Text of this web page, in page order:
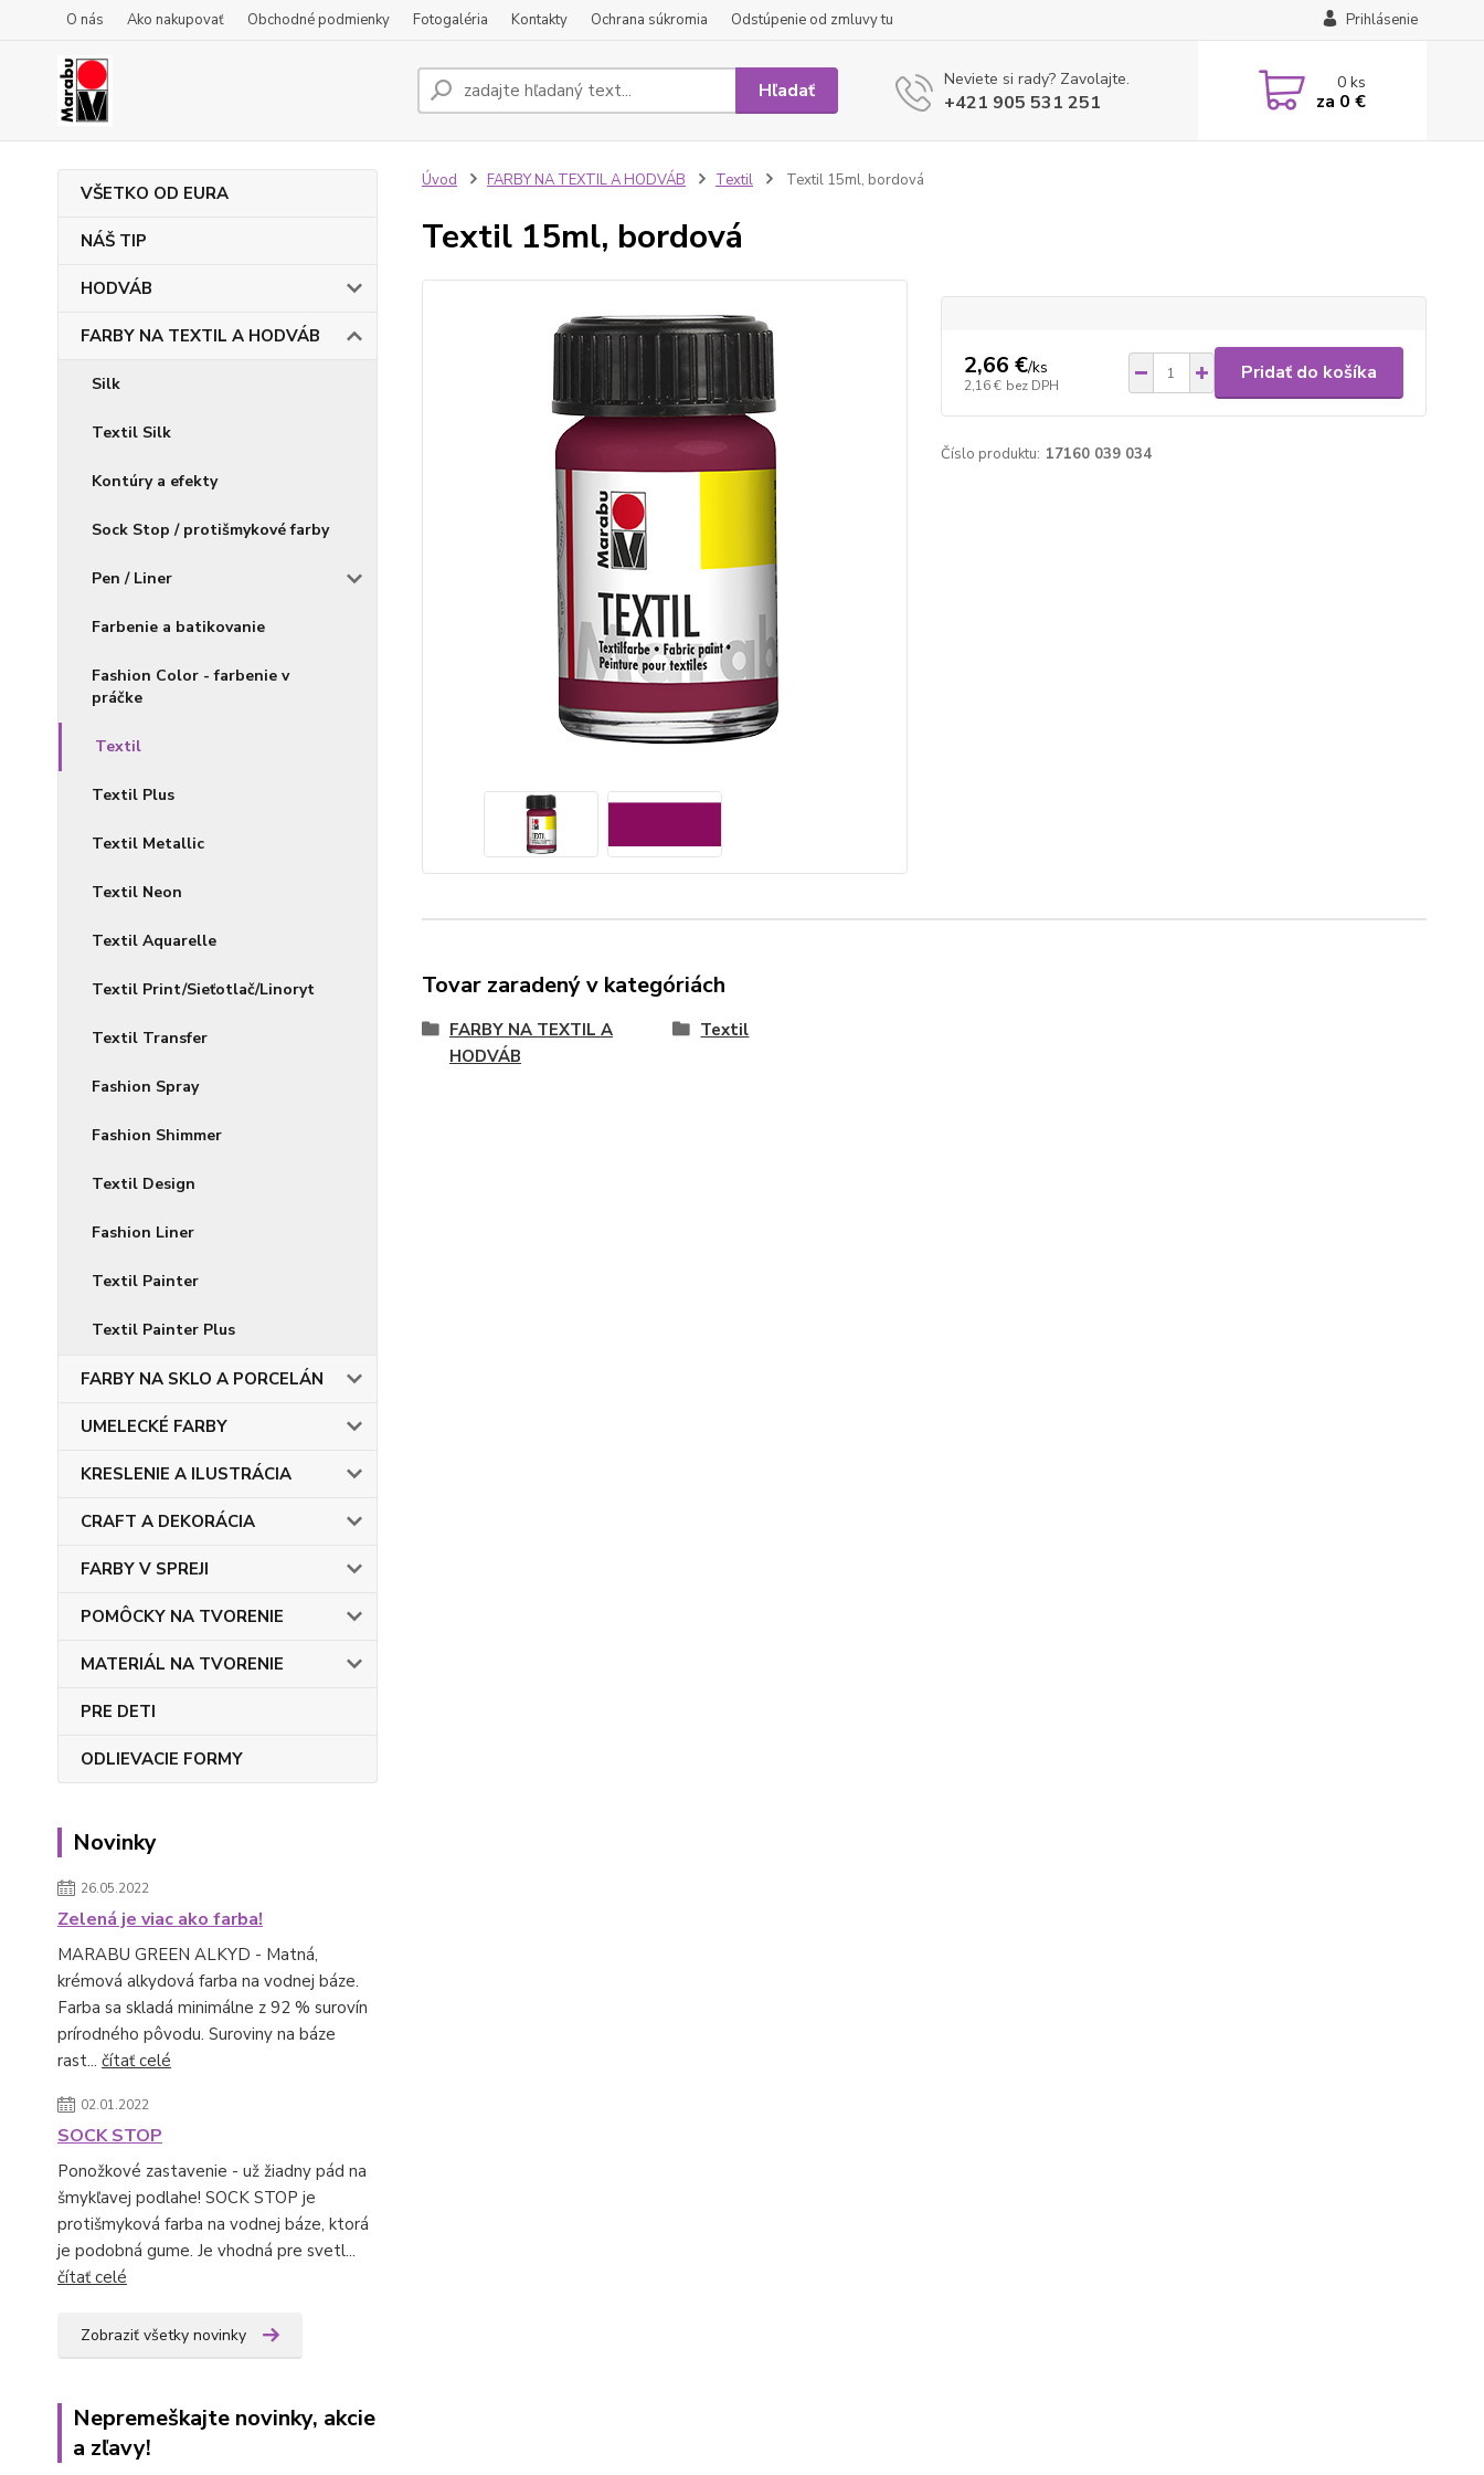
O nás Ako nakupovať Obchodné podmienky Fotogaléria Kontakty Ochrana súkromia Odstúpenie od zmluvy tu Prihlásenie
Hľadať Neviete si rady? Zavolajte.
+421 905 531 251
0ks
za 0 €
VŠETKO OD EURA
NÁŠ TIP
HODVÁB
FARBY NA TEXTIL A HODVÁB
Silk
Textil Silk
Kontúry a efekty
Sock Stop / protišmykové farby
Pen / Liner
Farbenie a batikovanie
Fashion Color - farbenie v
práčke
Textil
Textil Plus
Textil Metallic
Textil Neon
Textil Aquarelle
Textil Print/Sieťotlač/Linoryt
Textil Transfer
Fashion Spray
Fashion Shimmer
Textil Design
Fashion Liner
Textil Painter
Textil Painter Plus
FARBY NA SKLO A PORCELÁN
UMELECKÉ FARBY
KRESLENIE A ILUSTRÁCIA
CRAFT A DEKORÁCIA
FARBY V SPREJI
POMÔCKY NA TVORENIE
MATERIÁL NA TVORENIE
PRE DETI
ODLIEVACIE FORMY
Novinky
26.05.2022
Zelená je viac ako farba!
MARABU GREEN ALKYD - Matná,
krémová alkydová farba na vodnej báze.
Farba sa skladá minimálne z 92 % surovín
prírodného pôvodu. Suroviny na báze
rast... čítať celé
02.01.2022
SOCK STOP
Ponožkové zastavenie - už žiadny pád na
šmykľavej podlahe! SOCK STOP je
protišmyková farba na vodnej báze, ktorá
je podobná gume. Je vhodná pre svetl...
čítať celé
Zobraziť všetky novinky
Nepremeškajte novinky, akcie
a zľavy!
Úvod FARBY NA TEXTIL A HODVÁB Textil Textil 15ml, bordová
Textil 15ml, bordová
2,66 €/ks
2,16 € bez DPH
Pridať do košíka
Číslo produktu: 17160 039 034
Tovar zaradený v kategóriách
FARBY NA TEXTIL A
HODVÁB
Textil